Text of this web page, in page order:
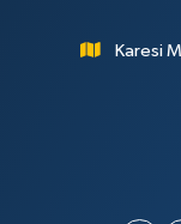
Karesi